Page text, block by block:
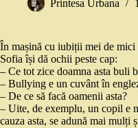
Printesa Urbana
În mașină cu iubiții mei de mici
Sofia își dă ochii peste cap:
– Ce tot zice doamna asta buli
– Bullying e un cuvânt în
– De ce să facă oamenii asta?
– Uite, de exemplu, un copil e
cauza asta, se adună mai mulți